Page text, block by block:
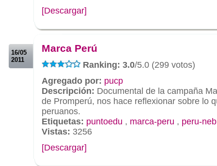
[Descargar]
16/05
2011
Marca Perú
Ranking: 3.0/5.0 (299 votos)
Agregado por: pucp
Descripción: Documental de la campaña
de Promperú, nos hace reflexionar sobre lo
peruanos.
Etiquetas: puntoedu , marca-peru , peru-
Vistas: 3256
[Descargar]